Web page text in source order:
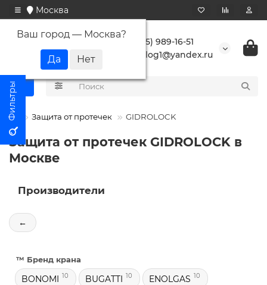
Москва
Ваш город — Москва?
+7 (495) 989-16-51
buranlog1@yandex.ru
Защита от протечек GIDROLOCK
Защита от протечек GIDROLOCK в
Москве
Производители
←
™️ Бренд крана
BONOMI 10 BUGATTI 10 ENOLGAS 10